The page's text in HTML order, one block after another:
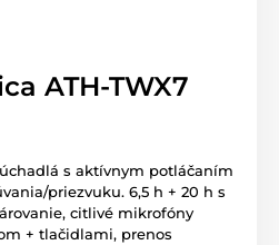
ATH-TWX7
s aktívnym potláčaním
priezvuku. 6,5 h + 20 h s
citlivé mikrofóny
+ tlačidlami, prenos